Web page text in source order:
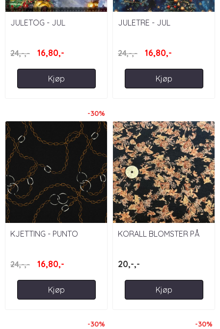
JULETOG - JUL
24,-,- 16,80,-
Kjøp
JULETRE - JUL
24,-,- 16,80,-
Kjøp
-30%
KJETTING - PUNTO
24,-,- 16,80,-
Kjøp
KORALL BLOMSTER PÅ
20,-,-
Kjøp
-30% -30%